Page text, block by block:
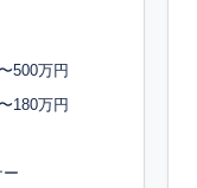
500万円
180万円